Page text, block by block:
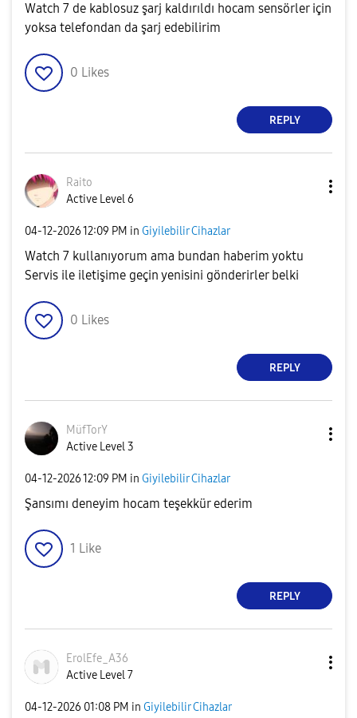
Watch 7 de kablosuz şarj kaldırıldı hocam sensörler için
yoksa telefondan da şarj edebilirim
0 Likes
REPLY
Raito
Active Level 6
‎04-12-202612:09 PM in Giyilebilir Cihazlar
Watch 7 kullanıyorum ama bundan haberim yoktu
Servis ile iletişime geçin yenisini gönderirler belki
0 Likes
REPLY
MüfTorY
Active Level 3
‎04-12-202612:09 PM in Giyilebilir Cihazlar
Şansımı deneyim hocam teşekkür ederim
1 Like
REPLY
ErolEfe_A36
Active Level 7
‎04-12-2026 01:08 PM in Giyilebilir Cihazlar